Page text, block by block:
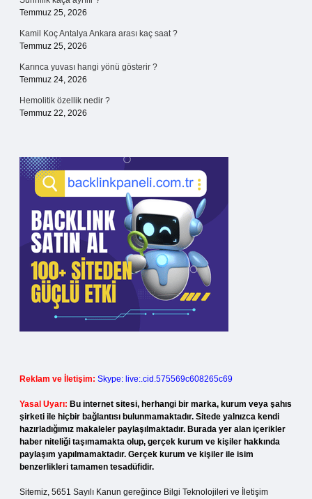
Temmuz 25, 2026
Kamil Koç Antalya Ankara arası kaç saat ?
Temmuz 25, 2026
Karınca yuvası hangi yönü gösterir ?
Temmuz 24, 2026
Hemolitik özellik nedir ?
Temmuz 22, 2026
Reklam ve İletişim: Skype: live:.cid.575569c608265c69
Yasal Uyarı: Bu internet sitesi, herhangi bir marka, kurum veya şahıs
şirketi ile hiçbir bağlantısı bulunmamaktadır. Sitede yalnızca kendi
hazırladığımız makaleler paylaşılmaktadır. Burada yer alan içerikler
haber niteliği taşımamakta olup, gerçek kurum ve kişiler hakkında
paylaşım yapılmamaktadır. Gerçek kurum ve kişiler ile isim
benzerlikleri tamamen tesadüfidir.
Sitemiz, 5651 Sayılı Kanun gereğince Bilgi Teknolojileri ve İletişim